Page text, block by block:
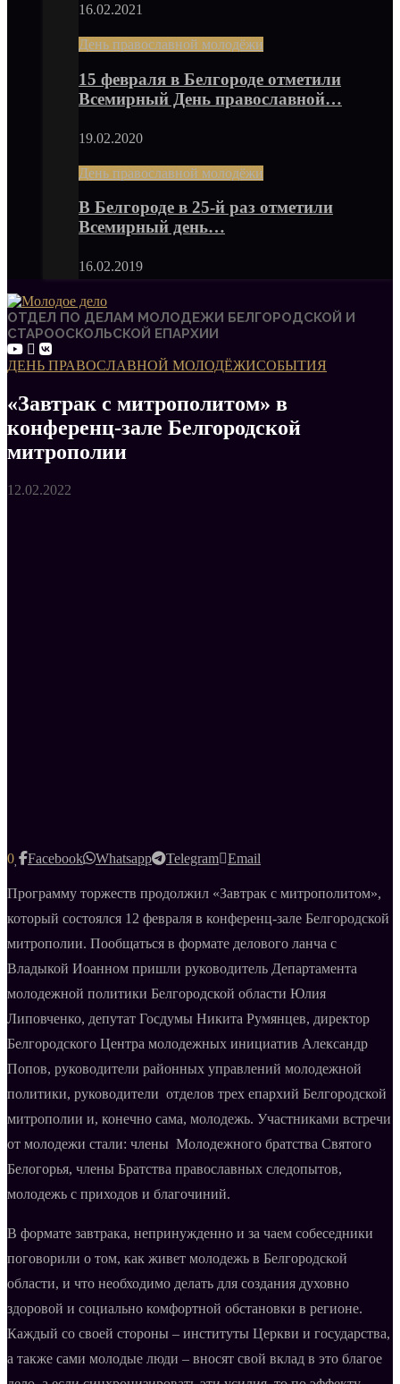
16.02.2021
День православной молодёжи
15 февраля в Белгороде отметили
Всемирный День православной…
19.02.2020
День православной молодёжи
В Белгороде в 25-й раз отметили
Всемирный день…
16.02.2019
ОТДЕЛ ПО ДЕЛАМ МОЛОДЕЖИ БЕЛГОРОДСКОЙ И
СТАРООСКОЛЬСКОЙ ЕПАРХИИ
ДЕНЬ ПРАВОСЛАВНОЙ МОЛОДЁЖИСОБЫТИЯ
«Завтрак с митрополитом» в
конференц-зале Белгородской
митрополии
12.02.2022
0 Facebook Whatsapp Telegram Email
Программу торжеств продолжил «Завтрак с митрополитом»,
который состоялся 12 февраля в конференц-зале Белгородской
митрополии. Пообщаться в формате делового ланча с
Владыкой Иоанном пришли руководитель Департамента
молодежной политики Белгородской области Юлия
Липовченко, депутат Госдумы Никита Румянцев, директор
Белгородского Центра молодежных инициатив Александр
Попов, руководители районных управлений молодежной
политики, руководители отделов трех епархий Белгородской
митрополии и, конечно сама, молодежь. Участниками встречи
от молодежи стали: члены Молодежного братства Святого
Белогорья, члены Братства православных следопытов,
молодежь с приходов и благочиний.
В формате завтрака, непринужденно и за чаем собеседники
поговорили о том, как живет молодежь в Белгородской
области, и что необходимо делать для создания духовно
здоровой и социально комфортной обстановки в регионе.
Каждый со своей стороны – институты Церкви и государства,
а также сами молодые люди – вносят свой вклад в это благое